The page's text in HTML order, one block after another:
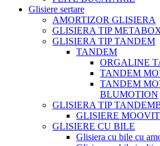
Glisiere sertare
AMORTIZOR GLISIERA
GLISIERA TIP
GLISIERA TIP TANDEM
TANDEM
ORGALINE
TANDEM
TANDEM
BLUMOTION
GLISIERA TIP
GLISIERE MOOVIT
GLISIERE CU BILE
Glisiera cu bile cu